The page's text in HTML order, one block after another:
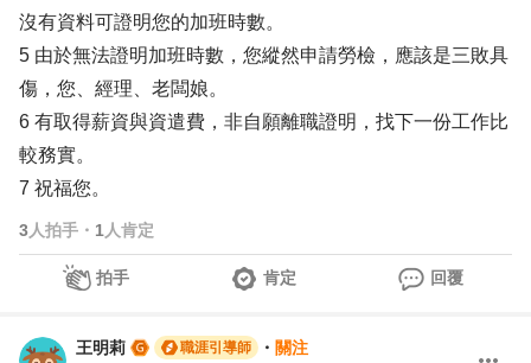
沒有資料可證明您的加班時數。
5 由於無法證明加班時數，您縱然申請勞檢，應該是三敗具
傷，您、經理、老闆娘。
6 有取得薪資與資遣費，非自願離職證明，找下一份工作比
較務實。
7 祝福您。
3人拍手 ・ 1 人肯定
拍手 肯定 回覆
王明莉 職涯引導師 ・ 關注